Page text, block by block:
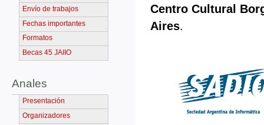
Envío de trabajos
Fechas importantes
Formatos
Becas 45 JAIIO
Anales
Presentación
Organizadores
Centro Cultural
Aires.